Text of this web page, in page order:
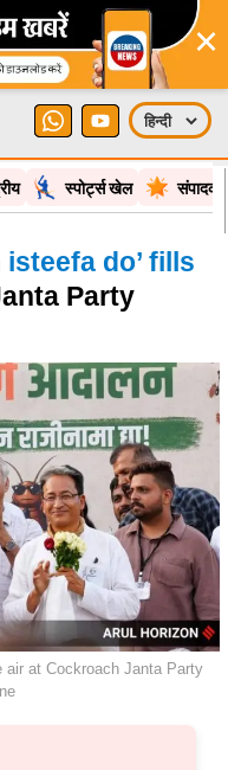
×
स्पोर्ट्स खेल
isteefa do’ fills
Party
air at Cockroach Janta Party